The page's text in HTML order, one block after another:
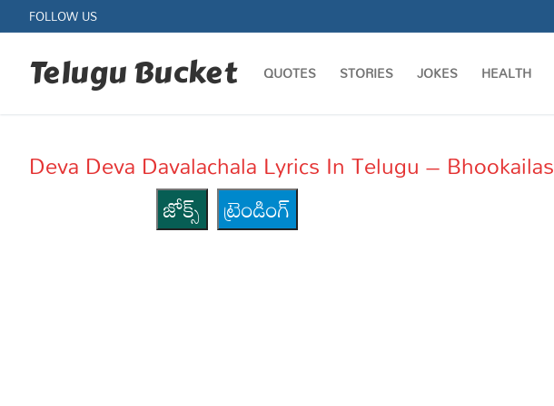
to
content
FOLLOW US
Telugu Bucket QUOTES STORIES JOKES HEALTH
Deva Deva Davalachala Lyrics In Telugu – Bhookailas
జోక్స్
ట్రెండింగ్